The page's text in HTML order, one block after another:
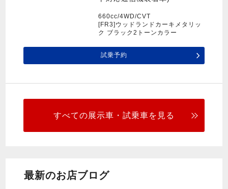
660cc/4WD/CVT
[FR3]ウッドランドカーキメタリッ
ク ブラック2トーンカラー
試乗予約
すべての展示車・試乗車を見る
最新のお店ブログ